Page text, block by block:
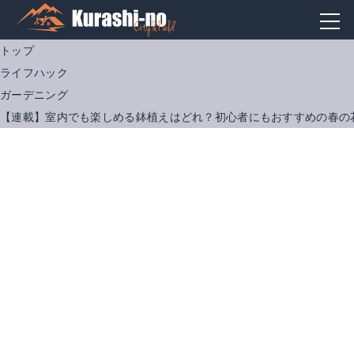
トップ
ライフハック
ガーデニング
【連載】室内でも楽しめる鉢植えはどれ？初心者にもおすすめの春